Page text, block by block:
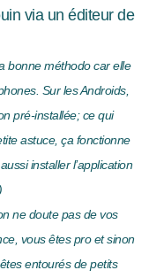
via un éditeur de
bonne méthodo car elle
Sur les Androids,
pré-installée; ce qui
astuce, ça fonctionne
installer l’application
ne doute pas de vos
vous êtes pro et sinon
entourés de petits